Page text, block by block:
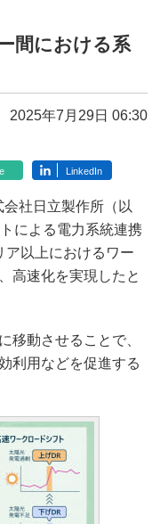
間における系
2025年7月29日 06:30
LinkedIn
社日立製作所（以
による電力系統連携
ア以上におけるワー
高速化を実現したと
動させることで、
利用などを促進する